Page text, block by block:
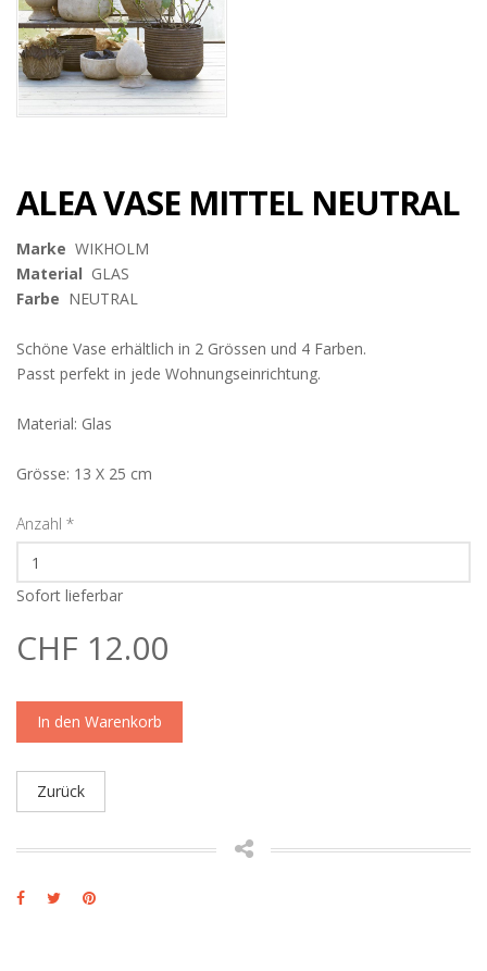
ALEA VASE MITTEL NEUTRAL
Marke WIKHOLM
Material GLAS
Farbe NEUTRAL
Schöne Vase erhältlich in 2 Grössen und 4 Farben.
Passt perfekt in jede Wohnungseinrichtung.
Material: Glas
Grösse: 13 X 25 cm
Anzahl *
Sofort lieferbar
CHF 12.00
In den Warenkorb
Zurück